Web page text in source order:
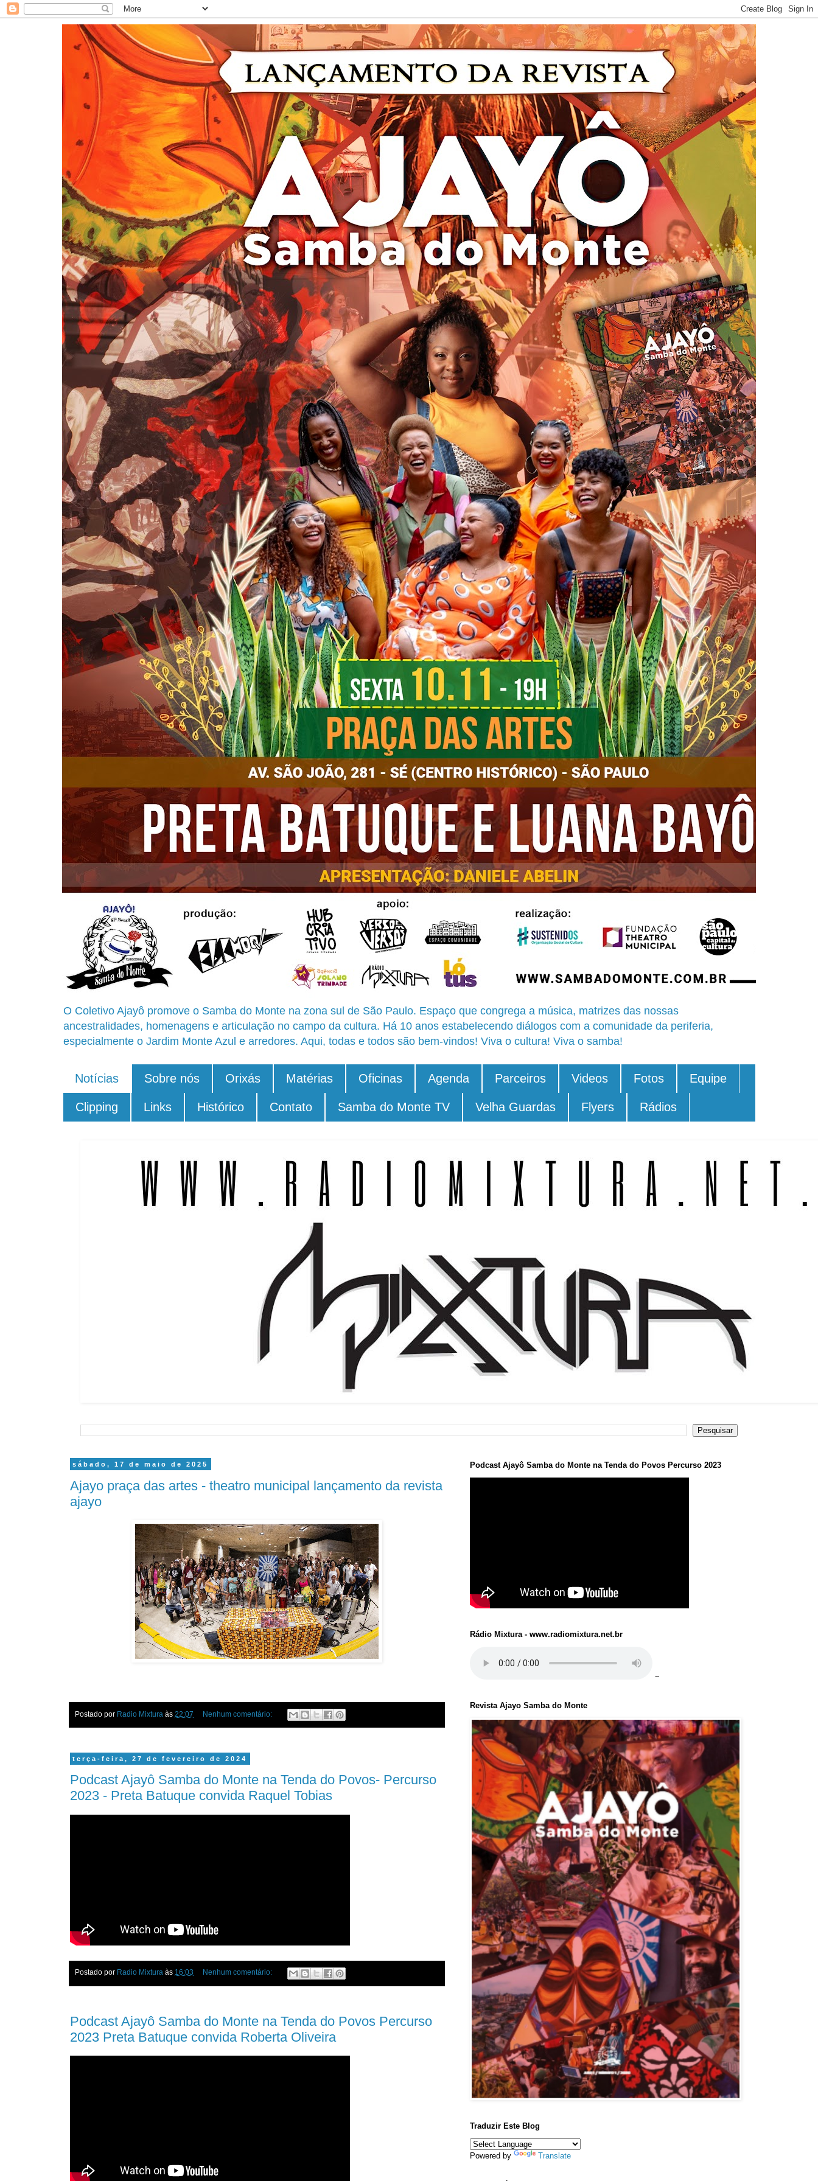
O Coletivo Ajayô promove o Samba do Monte na zona sul de São Paulo. Espaço que congrega a música, matrizes das nossas
ancestralidades, homenagens e articulação no campo da cultura. Há 10 anos estabelecendo diálogos com a comunidade da periferia,
especialmente o Jardim Monte Azul e arredores. Aqui, todas e todos são bem-vindos! Viva o cultura! Viva o samba!
Notícias Sobre nós Orixás Matérias Oficinas Agenda Parceiros Videos Fotos Equipe
Clipping Links Histórico Contato Samba do Monte TV Velha Guardas Flyers Rádios
sábado, 17 de maio de 2025
Ajayo praça das artes - theatro municipal lançamento da revista
ajayo
Postado por Radio Mixtura às 22:07 Nenhum comentário:
terça-feira, 27 de fevereiro de 2024
Podcast Ajayô Samba do Monte na Tenda do Povos- Percurso
2023 - Preta Batuque convida Raquel Tobias
Postado por Radio Mixtura às 16:03 Nenhum comentário:
Podcast Ajayô Samba do Monte na Tenda do Povos Percurso
2023 Preta Batuque convida Roberta Oliveira
Podcast Ajayô Samba do Monte na Tenda do Povos Percurso 2023
Rádio Mixtura - www.radiomixtura.net.br
~
Revista Ajayo Samba do Monte
Traduzir Este Blog
Powered by Translate